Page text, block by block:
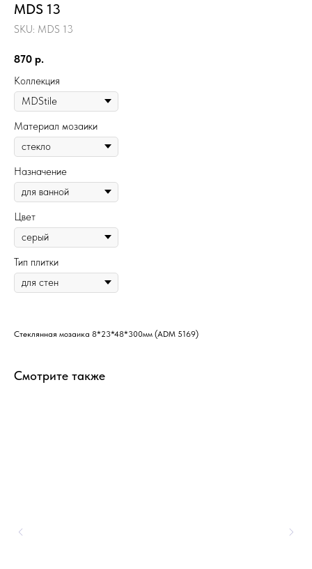
MDS 13
SKU: MDS 13
870 р.
Коллекция
Материал мозаики
Назначение
Цвет
Тип плитки
Стеклянная мозаика 8*23*48*300мм (ADM 5169)
Смотрите также